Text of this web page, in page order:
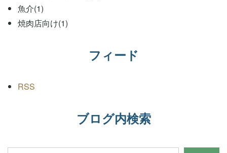
魚介(1)
焼肉店向け(1)
フィード
RSS
ブログ内検索